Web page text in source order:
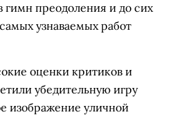
гимн преодоления и до сих
узнаваемых работ
оценки критиков и
убедительную игру
изображение уличной